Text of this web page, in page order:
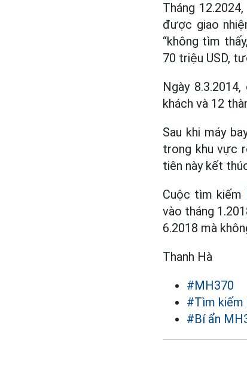
Tháng
được giao
“không tìm
70 triệu USD,
Ngày
khách và 12
Sau khi máy
trong khu vực
tiên này kết
Cuộc tìm kiếm
vào tháng
6.2018 mà
Thanh Hà
#MH370
#Tìm kiếm
#Bí ẩn